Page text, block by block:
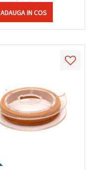
ADAUGA IN COS